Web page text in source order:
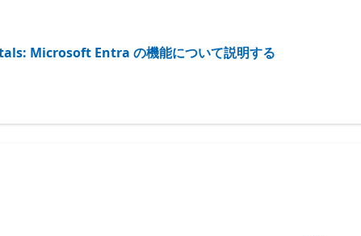
Microsoft Entra の機能について説明する